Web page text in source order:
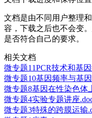
文档是由不同用户整理
容，下载之后也不会变
是否符合自己的要求。
相关文档
微专题11PCR技术和基
微专题10基因频率与基
微专题8基因在性染色体
微专题4实验专题讲座
微专题3特殊的跨膜运输